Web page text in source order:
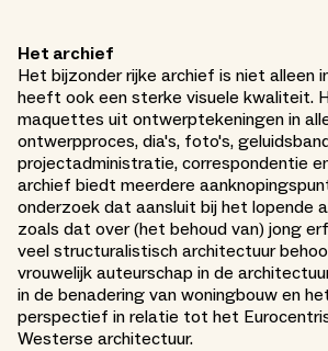
Het archief
Het bijzonder rijke archief is niet alleen
heeft ook een sterke visuele kwaliteit.
maquettes uit ontwerptekeningen in
ontwerpproces, dia's, foto's,
projectadministratie, correspondentie
archief biedt meerdere
onderzoek dat aansluit bij het lopende
zoals dat over (het behoud van) jong
veel structuralistisch architectuur
vrouwelijk auteurschap in de
in de benadering van woningbouw en
perspectief in relatie tot het
Westerse architectuur.